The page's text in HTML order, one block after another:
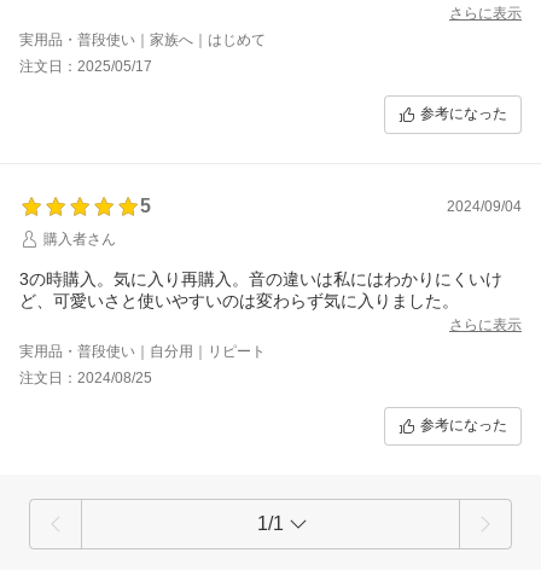
さらに表示
実用品・普段使い｜家族へ｜はじめて
注文日：2025/05/17
参考になった
5
2024/09/04
購入者さん
3の時購入。気に入り再購入。音の違いは私にはわかりにくいけ
ど、可愛いさと使いやすいのは変わらず気に入りました。
さらに表示
実用品・普段使い｜自分用｜リピート
注文日：2024/08/25
参考になった
1/1